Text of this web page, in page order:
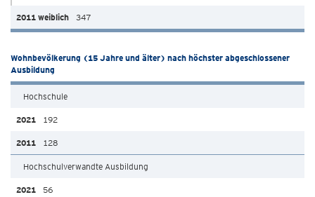
347
Wohnbevölkerung (15 Jahre und älter) nach höchster abgeschlossener
Ausbildung
Hochschule
192
128
Hochschulverwandte Ausbildung
56